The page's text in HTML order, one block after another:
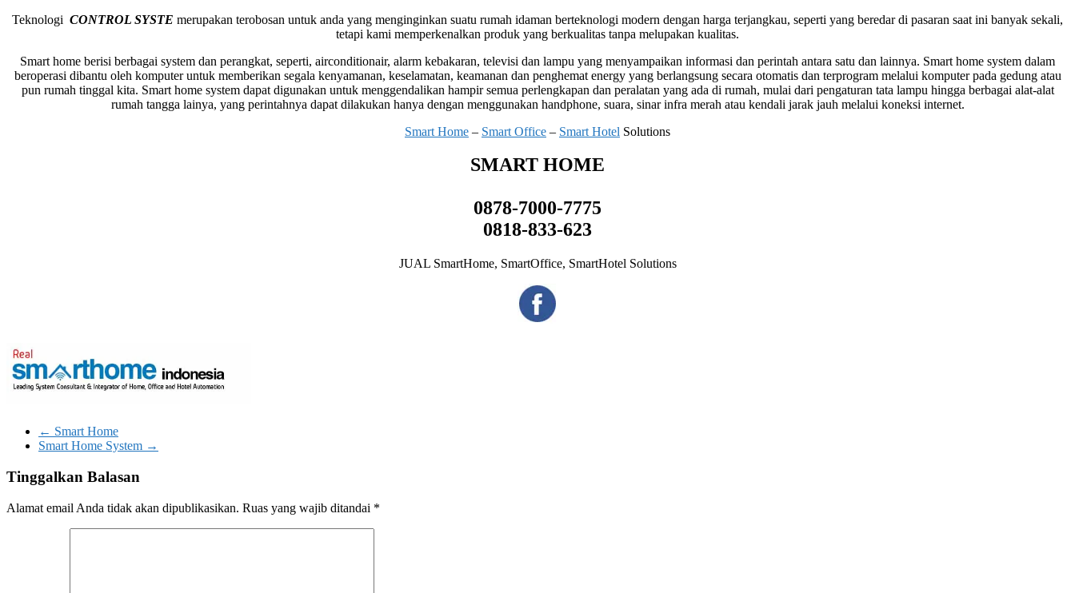
Teknologi CONTROL SYSTE merupakan terobosan untuk anda yang menginginkan suatu rumah idaman berteknologi modern dengan harga terjangkau, seperti yang beredar di pasaran saat ini banyak sekali,
tetapi kami memperkenalkan produk yang berkualitas tanpa melupakan kualitas.
Smart home berisi berbagai system dan perangkat, seperti, airconditionair, alarm kebakaran, televisi dan lampu yang menyampaikan informasi dan perintah antara satu dan lainnya. Smart home system dalam
beroperasi dibantu oleh komputer untuk memberikan segala kenyamanan, keselamatan, keamanan dan penghemat energy yang berlangsung secara otomatis dan terprogram melalui komputer pada gedung atau
pun rumah tinggal kita. Smart home system dapat digunakan untuk menggendalikan hampir semua perlengkapan dan peralatan yang ada di rumah, mulai dari pengaturan tata lampu hingga berbagai alat-alat
rumah tangga lainya, yang perintahnya dapat dilakukan hanya dengan menggunakan handphone, suara, sinar infra merah atau kendali jarak jauh melalui koneksi internet.
Smart Home – Smart Office – Smart Hotel Solutions
SMART HOME
0878-7000-7775
0818-833-623
JUAL SmartHome, SmartOffice, SmartHotel Solutions
← Smart Home
Smart Home System →
Tinggalkan Balasan
Alamat email Anda tidak akan dipublikasikan. Ruas yang wajib ditandai *